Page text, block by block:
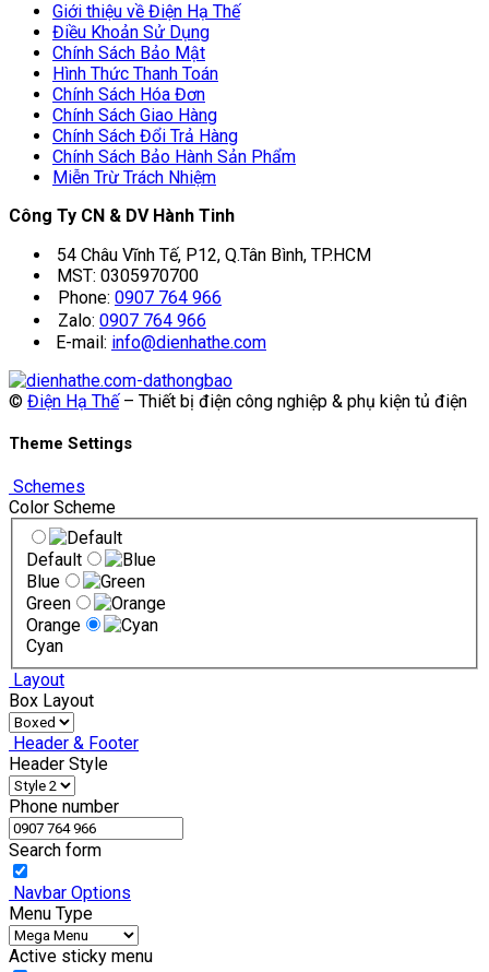
Giới thiệu về Điện Hạ Thế
Điều Khoản Sử Dụng
Chính Sách Bảo Mật
Hình Thức Thanh Toán
Chính Sách Hóa Đơn
Chính Sách Giao Hàng
Chính Sách Đổi Trả Hàng
Chính Sách Bảo Hành Sản Phẩm
Miễn Trừ Trách Nhiệm
Công Ty CN & DV Hành Tinh
54 Châu Vĩnh Tế, P12, Q.Tân Bình, TP.HCM
MST: 0305970700
Phone: 0907 764 966
Zalo: 0907 764 966
E-mail: info@dienhathe.com
© Điện Hạ Thế– Thiết bị điện công nghiệp & phụ kiện tủ điện
Theme Settings
Schemes
Color Scheme
Default
Blue
Green
Orange
Cyan
Layout
Box Layout
Header & Footer
Header Style
Phone number
Search form
Navbar Options
Menu Type
Active sticky menu